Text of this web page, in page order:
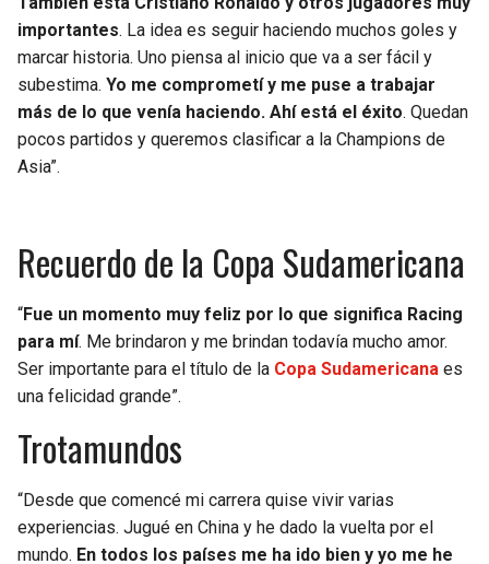
importantes. La idea es seguir haciendo muchos goles y
marcar historia. Uno piensa al inicio que va a ser fácil y
subestima. Yo me comprometí y me puse a trabajar
más de lo que venía haciendo. Ahí está el éxito. Quedan
pocos partidos y queremos clasificar a la Champions de
Asia”.
Recuerdo de la Copa Sudamericana
“Fue un momento muy feliz por lo que significa Racing
para mí. Me brindaron y me brindan todavía mucho amor.
Ser importante para el título de la Copa Sudamericana es
una felicidad grande”.
Trotamundos
“Desde que comencé mi carrera quise vivir varias
experiencias. Jugué en China y he dado la vuelta por el
mundo. En todos los países me ha ido bien y yo me he